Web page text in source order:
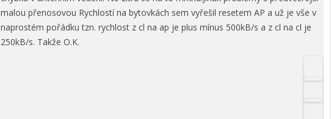
malou přenosovou Rychlostí na bytovkách sem vyřešil resetem AP a už je vše v
naprostém pořádku tzn. rychlost z cl na ap je plus mínus 500kB/s a z cl na cl je
250kB/s. Takže O.K.